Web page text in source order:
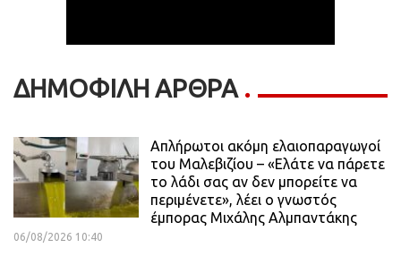
ΔΗΜΟΦΙΛΗ ΑΡΘΡΑ
Απλήρωτοι ακόμη ελαιοπαραγωγοί
του Μαλεβιζίου – «Ελάτε να πάρετε
το λάδι σας αν δεν μπορείτε να
περιμένετε», λέει ο γνωστός
έμπορας Μιχάλης Αλμπαντάκης
06/08/2026 10:40